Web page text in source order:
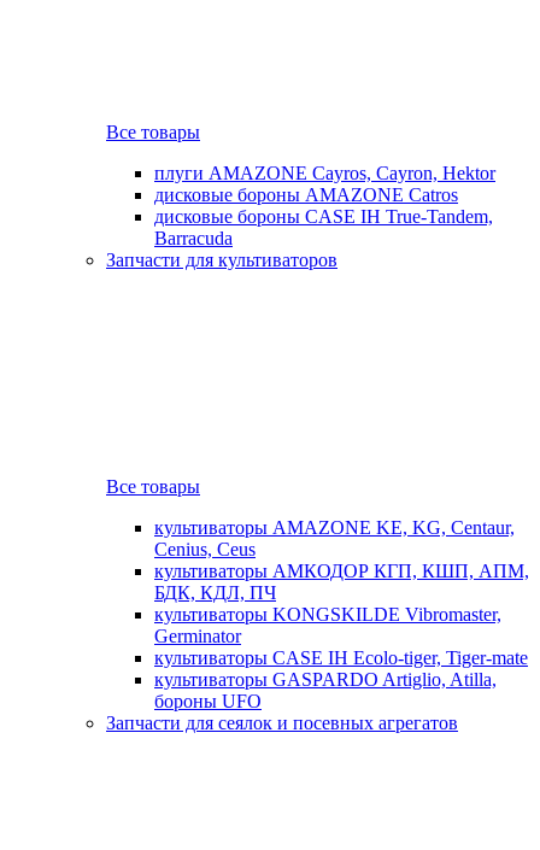
Все товары
плуги AMAZONE Cayros, Cayron, Hektor
дисковые бороны AMAZONE Catros
дисковые бороны CASE IH True-Tandem,
Barracuda
Запчасти для культиваторов
Все товары
культиваторы AMAZONE KE, KG, Centaur,
Cenius, Ceus
культиваторы АМКОДОР КГП, КШП, АПМ,
БДК, КДЛ, ПЧ
культиваторы KONGSKILDE Vibromaster,
Germinator
культиваторы CASE IH Ecolo-tiger, Tiger-mate
культиваторы GASPARDO Artiglio, Atilla,
бороны UFO
Запчасти для сеялок и посевных агрегатов